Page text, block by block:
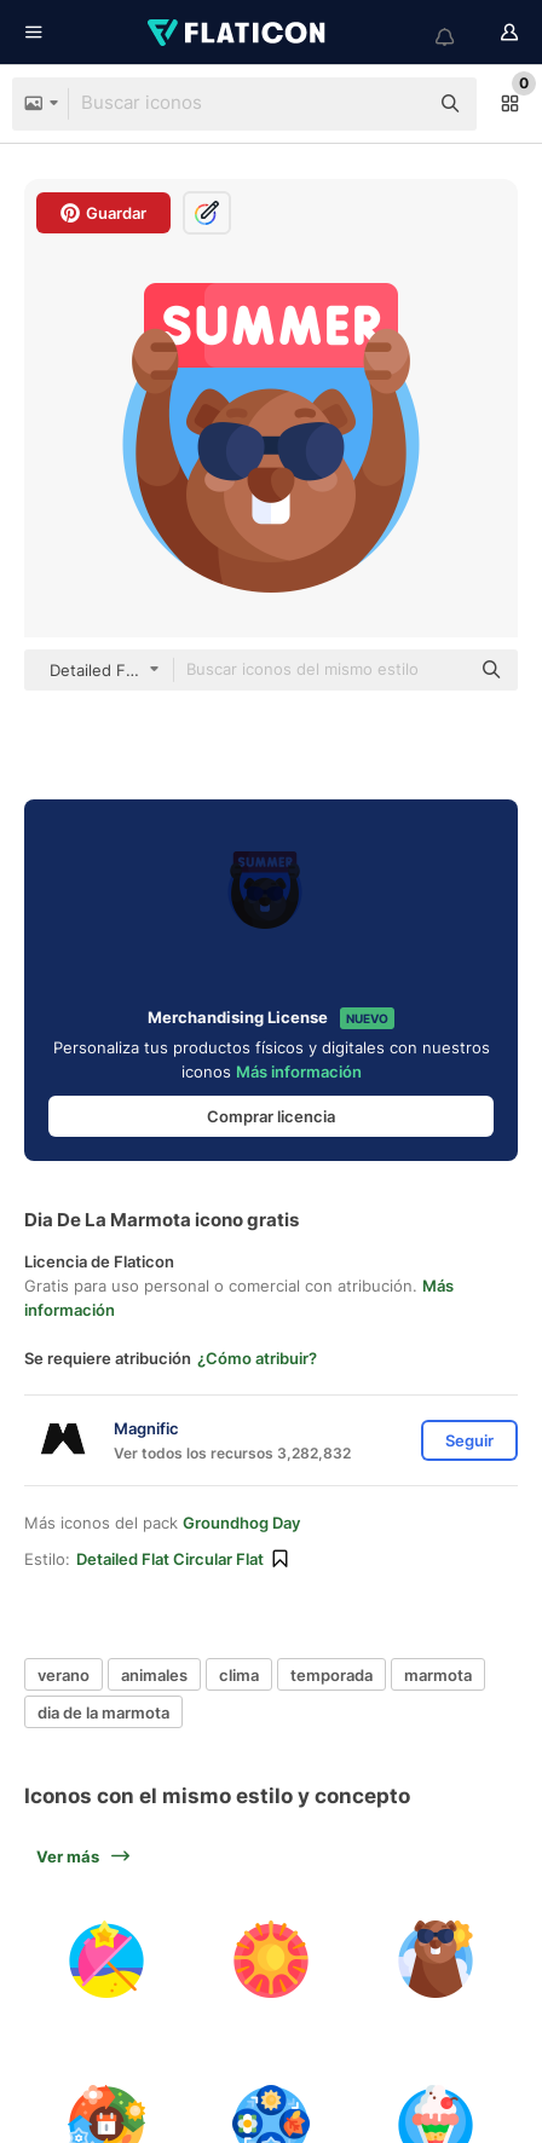
0
Guardar
Detailed Flat Circular Flat
Merchandising License NUEVO
Personaliza tus productos físicos y digitales con nuestros
iconos Más información
Comprar licencia
Dia De La Marmota icono gratis
Licencia de Flaticon
Gratis para uso personal o comercial con atribución. Más
información
Se requiere atribución ¿Cómo atribuir?
Magnific
Ver todos los recursos 3,282,832
Seguir
Más iconos del pack Groundhog Day
Estilo: Detailed Flat Circular Flat
verano animales clima temporada
marmota
dia de la marmota
Iconos con el mismo estilo y concepto
Ver más